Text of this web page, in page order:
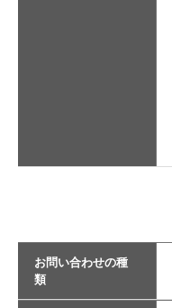
お問い合わせの種
類